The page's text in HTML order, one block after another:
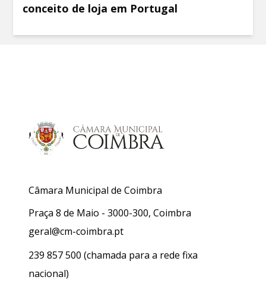
conceito de loja em Portugal
Câmara Municipal de Coimbra
Praça 8 de Maio - 3000-300, Coimbra
geral@cm-coimbra.pt
239 857 500 (chamada para a rede fixa
nacional)